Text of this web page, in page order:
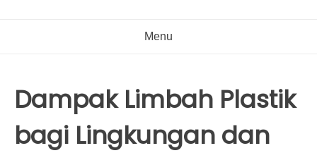
Menu
Dampak Limbah Plastik
bagi Lingkungan dan